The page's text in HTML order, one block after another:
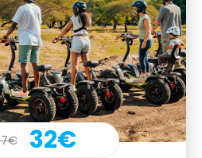
32€